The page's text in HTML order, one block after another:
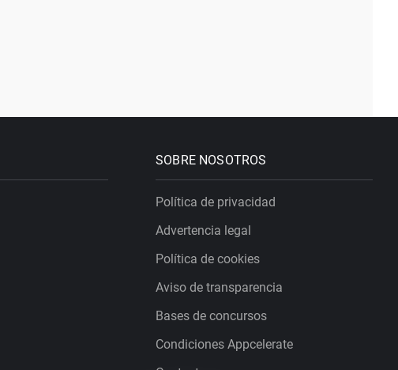
SOBRE NOSOTROS
Política de privacidad
Advertencia legal
Política de cookies
Aviso de transparencia
Bases de concursos
Condiciones Appcelerate